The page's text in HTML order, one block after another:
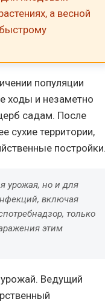
а весной
популяции
ходы и незаметно
садам. После
сухие территории,
постройки.
урожая, но и для
включая
только
этим
Ведущий